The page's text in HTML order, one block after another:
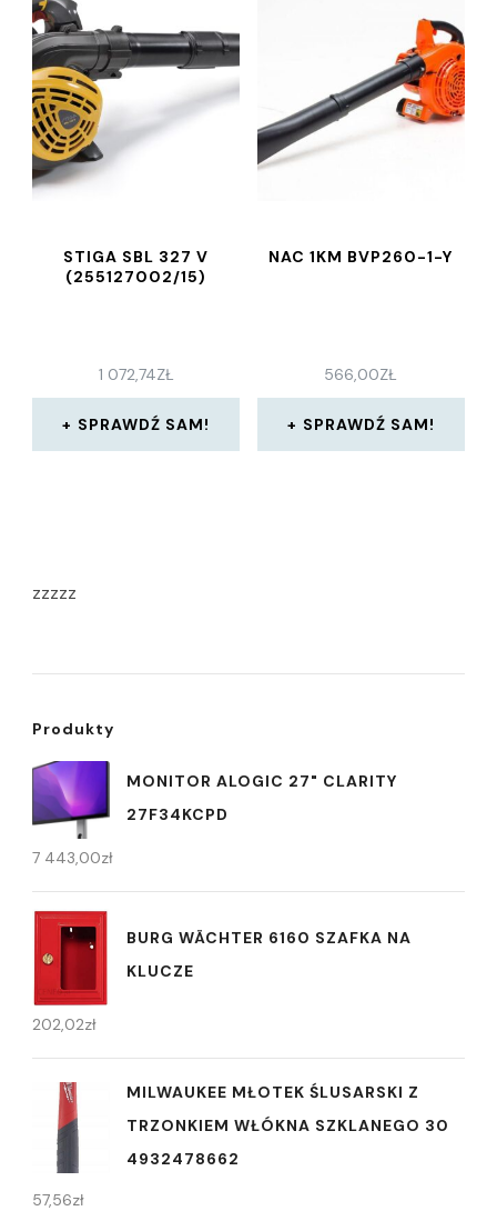
STIGA SBL 327 V
(255127002/15)
1 072,74ZŁ
SPRAWDŹ SAM!
NAC 1KM BVP260-1-Y
566,00ZŁ
SPRAWDŹ SAM!
zzzzz
Produkty
MONITOR ALOGIC 27" CLARITY
27F34KCPD
7 443,00zł
BURG WÄCHTER 6160 SZAFKA NA
KLUCZE
202,02zł
MILWAUKEE MŁOTEK ŚLUSARSKI Z
TRZONKIEM WŁÓKNA SZKLANEGO 30
4932478662
57,56zł